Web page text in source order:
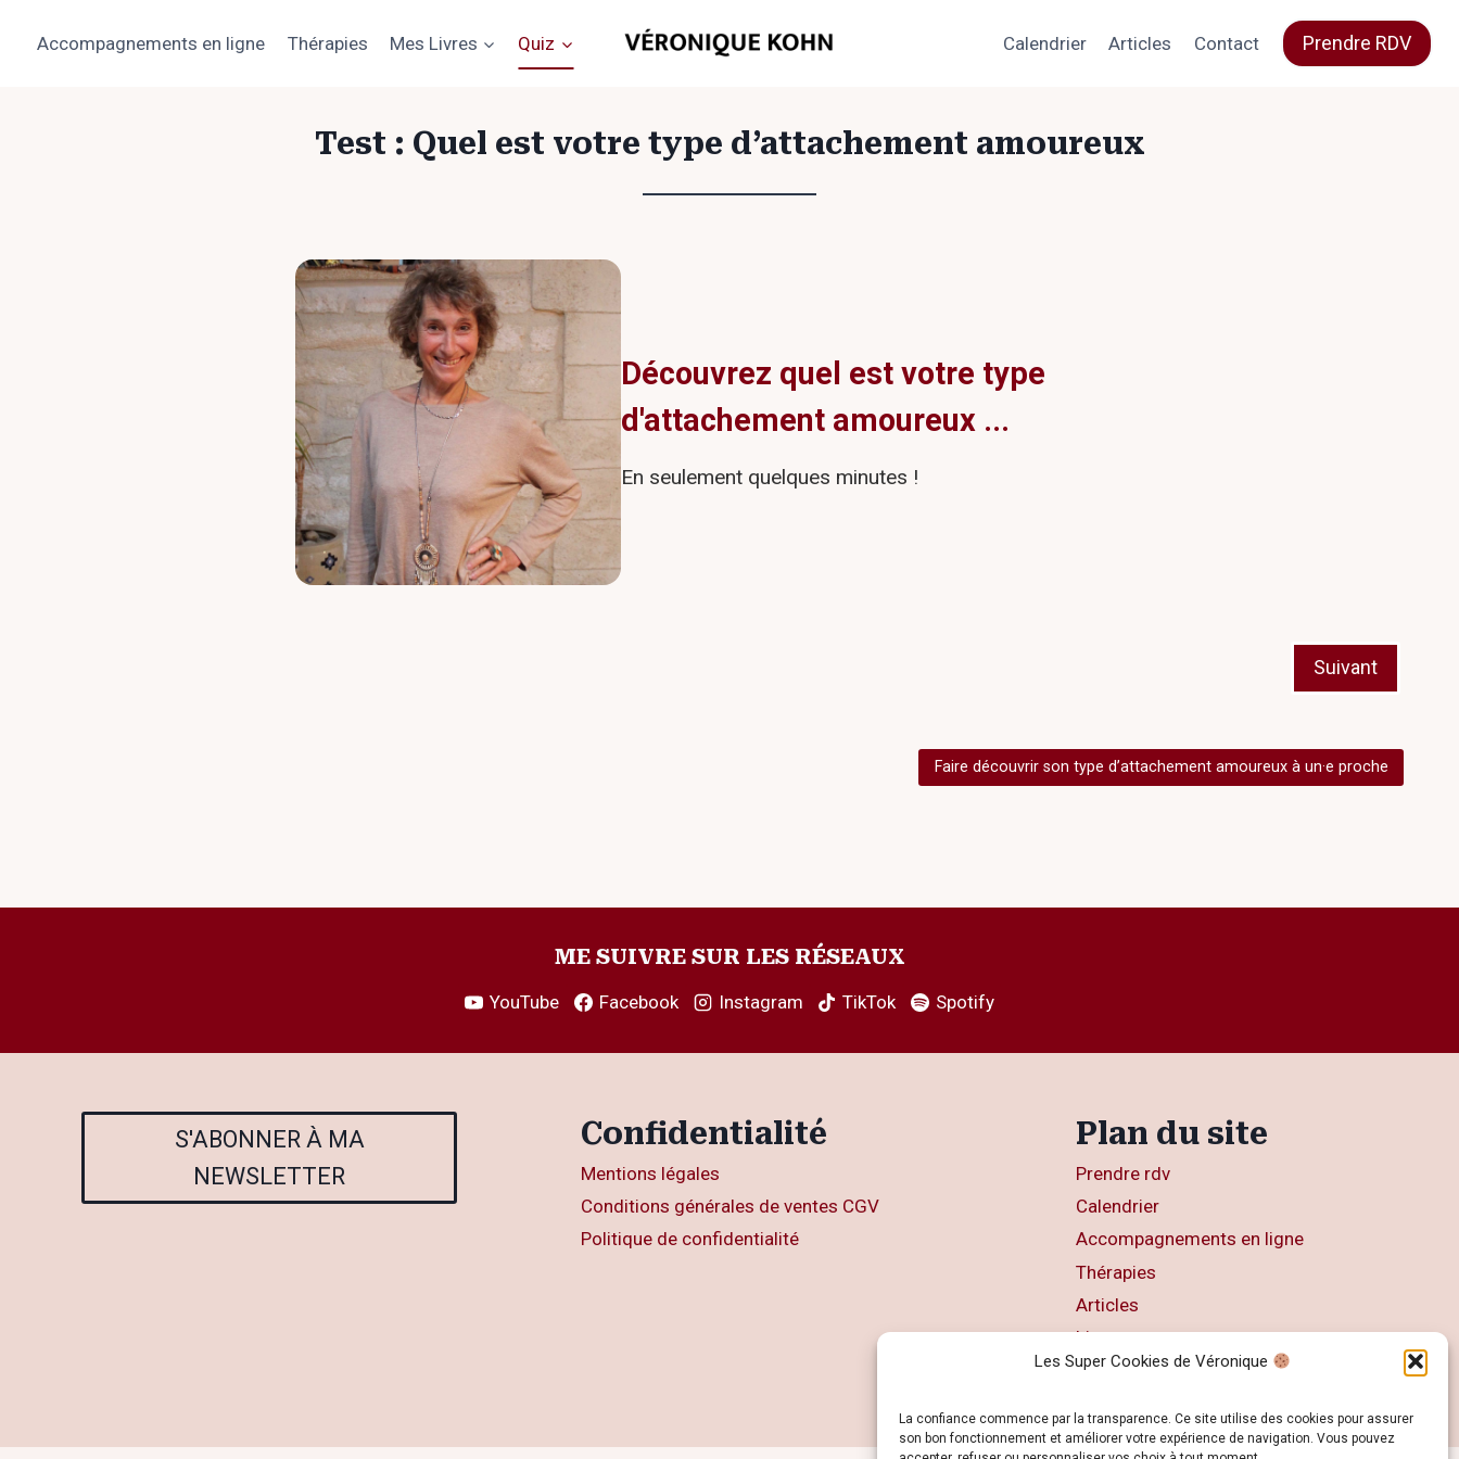
Les Super Cookies de Véronique
La confiance commence par la transparence. Ce site utilise des cookies pour assurer
son bon fonctionnement et améliorer votre expérience de navigation. Vous pouvez
Accompagnements en ligne Thérapies Mes Livres Quiz Calendrier Articles Contact Prendre RDV
Test : Quel est votre type d’attachement amoureux
Découvrez quel est votre type
d'attachement amoureux ...
En seulement quelques minutes !
Suivant
Faire découvrir son type d’attachement amoureux à un·e proche
ME SUIVRE SUR LES RÉSEAUX
YouTube Facebook Instagram TikTok Spotify
S'ABONNER À MA
NEWSLETTER
Confidentialité
Mentions légales
Conditions générales de ventes CGV
Politique de confidentialité
Plan du site
Prendre rdv
Calendrier
Accompagnements en ligne
Thérapies
Articles
Livres
Contact